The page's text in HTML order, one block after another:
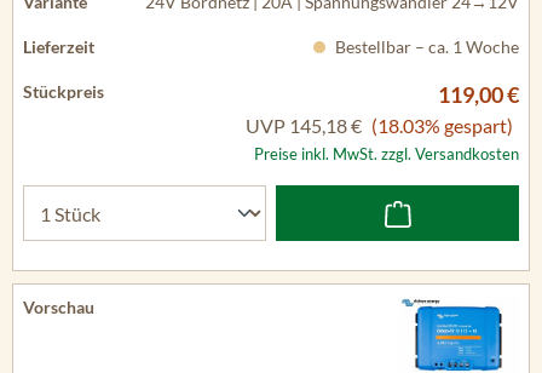
Bestellbar – ca. 1 Woche
119,00 €
UVP 145,18 € (18.03% gespart)
Preise inkl. MwSt. zzgl. Versandkosten